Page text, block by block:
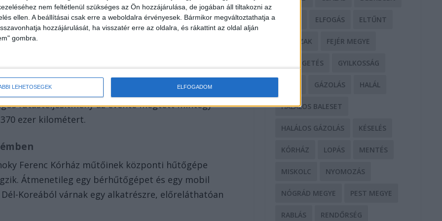
nem feltétlenül szükséges az Ön hozzájárulása, de jogában áll tiltakozni az
ellen. A beállításai csak erre a weboldalra érvényesek. Bármikor megváltoztathatja a
hozzájárulását, ha visszatér erre az oldalra, és rákattint az oldal alján
gombra.
LEHETŐSÉGEK ELFOGADOM
a legutóbb beszerzett 101 mentőautót is
futásteljesítmény az évente megtett mintegy
ezer kilométert.
Ferenc Kórház műtőinek központi hűtőgépe
Átmenetileg egy bérhűtőgépet és egy mobil
Koreából várnak egy alkatrészre, előreláthatóan
ELFOGÁS ELTŰNT
ERŐSZAK FEJÉR MEGYE
FENYEGETÉS GYILKOSSÁG
GÁZOLÁS HALÁL
HALÁLOS BALESET
HALÁLOS GÁZOLÁS KÉSELÉS
KÓRHÁZ LOPÁS MENTÉS
MISKOLC NYOMOZÁS
NÓGRÁD MEGYE PEST MEGYE
RABLÁS RENDŐRSÉG